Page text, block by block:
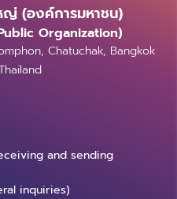
(องค์การมหาชน)
Organization)
Chatuchak, Bangkok
and sending
inquiries)